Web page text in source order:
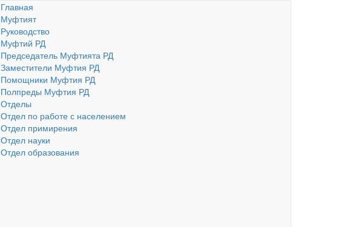
Главная
Муфтият
Руководство
Муфтий РД
Председатель Муфтията РД
Заместители Муфтия РД
Помощники Муфтия РД
Полпреды Муфтия РД
Отделы
Отдел по работе с населением
Отдел примирения
Отдел науки
Отдел образования